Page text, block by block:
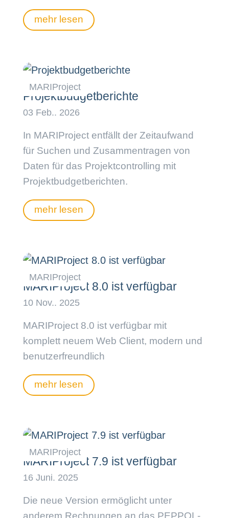
mehr lesen
Projektbudgetberichte
In MARIProject entfällt der Zeitaufwand
für Suchen und Zusammentragen von
Daten für das Projektcontrolling mit
Projektbudgetberichten.
mehr lesen
MARIProject 8.0 ist verfügbar
MARIProject 8.0 ist verfügbar mit
komplett neuem Web Client, modern und
benutzerfreundlich
mehr lesen
MARIProject 7.9 ist verfügbar
Die neue Version ermöglicht unter
anderem Rechnungen an das PEPPOL-